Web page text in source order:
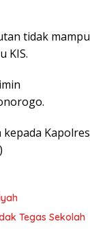
tidak mampu
KIS.
Kapolres
Tegas Sekolah